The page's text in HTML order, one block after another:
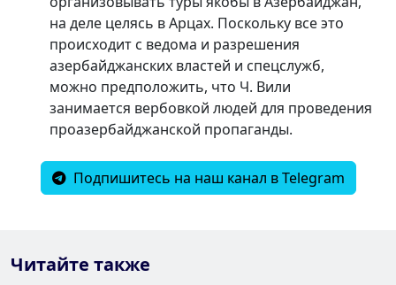
Читайте также
на деле целясь в Арцах. Поскольку все это
происходит с ведома и разрешения
азербайджанских властей и спецслужб,
можно предположить, что Ч. Вили
занимается вербовкой людей для проведения
проазербайджанской пропаганды.
Подпишитесь на наш канал в Telegram